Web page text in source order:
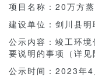
项目名称：20万方
建设单位：剑川县
公示内容：竣工环
要说明的事项（详见
公示时间：2023年